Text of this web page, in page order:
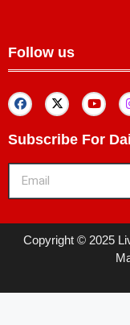
Follow us
Subscribe For
Copyright © 2025